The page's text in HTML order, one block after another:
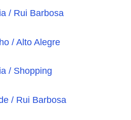
/ Rui Barbosa
/ Alto Alegre
/ Shopping
/ Rui Barbosa